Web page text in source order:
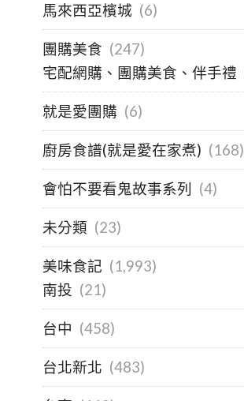
馬來西亞檳城 (6)
團購美食 (247)
宅配網購、團購美食、伴手禮
就是愛團購 (6)
廚房食譜(就是愛在家煮) (168)
會怕不要看鬼故事系列 (4)
未分類 (23)
美味食記 (1,993)
南投 (21)
台中 (458)
台北新北 (483)